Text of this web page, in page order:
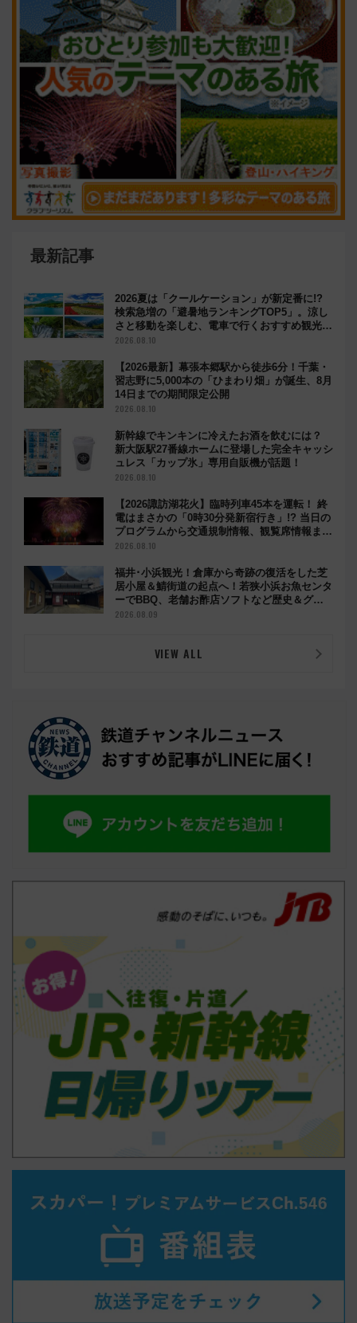
最新記事
2026夏は「クールケーション」が新定番に!?
検索急増の「避暑地ランキングTOP5」。涼し
さと移動を楽しむ、電車で行くおすすめ観光情
報も
2026.08.10
【2026最新】幕張本郷駅から徒歩6分！千葉・
習志野に5,000本の「ひまわり畑」が誕生、8月
14日までの期間限定公開
2026.08.10
新幹線でキンキンに冷えたお酒を飲むには？
新大阪駅27番線ホームに登場した完全キャッシ
ュレス「カップ氷」専用自販機が話題！
2026.08.10
【2026諏訪湖花火】臨時列車45本を運転！ 終
電はまさかの「0時30分発新宿行き」!? 当日の
プログラムから交通規制情報、観覧席情報まで
徹底解説
2026.08.10
福井･小浜観光！倉庫から奇跡の復活をした芝
居小屋＆鯖街道の起点へ！若狭小浜お魚センタ
ーでBBQ、老舗お酢店ソフトなど歴史＆グル
メ散歩
2026.08.09
VIEW ALL